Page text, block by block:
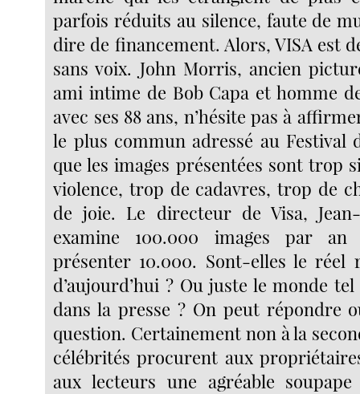
parfois réduits au silence, faute de
dire de financement. Alors, VISA est
sans voix. John Morris, ancien
ami intime de Bob Capa et homme
avec ses 88 ans, n’hésite pas à
le plus commun adressé au Festival
que les images présentées sont trop
violence, trop de cadavres, trop de
de joie. Le directeur de Visa,
examine 100.000 images par
présenter 10.000. Sont-elles le réel
d’aujourd’hui ? Ou juste le monde
dans la presse ? On peut répondre
question. Certainement non à la
célébrités procurent aux
aux lecteurs une agréable soupape